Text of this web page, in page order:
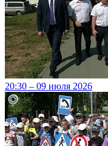
20:30 – 09 июля 2026